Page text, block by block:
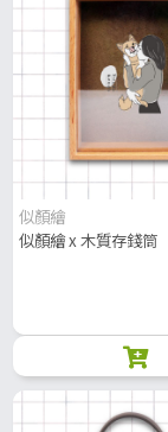
似顏繪
似顏繪 x 木質存錢筒